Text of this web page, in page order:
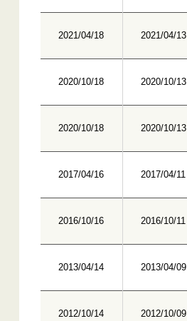
2021/04/18 2021/04/13
2020/10/18 2020/10/13
2020/10/18 2020/10/13
2017/04/16 2017/04/11
2016/10/16 2016/10/11
2013/04/14 2013/04/09
2012/10/14 2012/10/09